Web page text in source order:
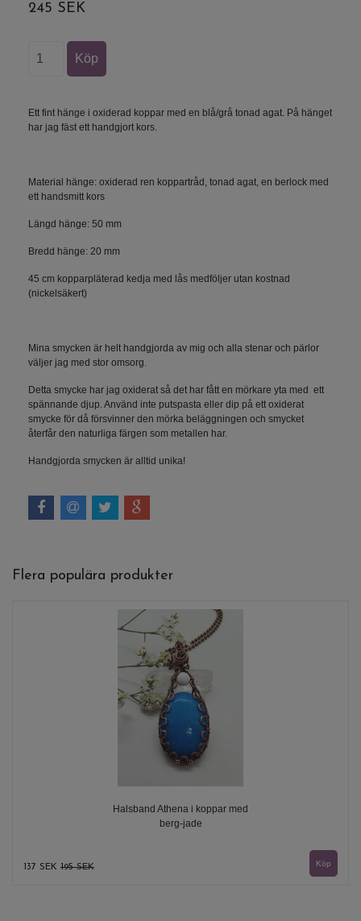
245 SEK
Ett fint hänge i oxiderad koppar med en blå/grå tonad agat. På hänget
har jag fäst ett handgjort kors.
Material hänge: oxiderad ren koppartråd, tonad agat, en berlock med
ett handsmitt kors
Längd hänge: 50 mm
Bredd hänge: 20 mm
45 cm kopparpläterad kedja med lås medföljer utan kostnad
(nickelsäkert)
Mina smycken är helt handgjorda av mig och alla stenar och pärlor
väljer jag med stor omsorg.
Detta smycke har jag oxiderat så det har fått en mörkare yta med ett
spännande djup. Använd inte putspasta eller dip på ett oxiderat
smycke för då försvinner den mörka beläggningen och smycket
återfår den naturliga färgen som metallen har.
Handgjorda smycken är alltid unika!
Flera populära produkter
Halsband Athena i koppar med
berg-jade
137 SEK 195 SEK